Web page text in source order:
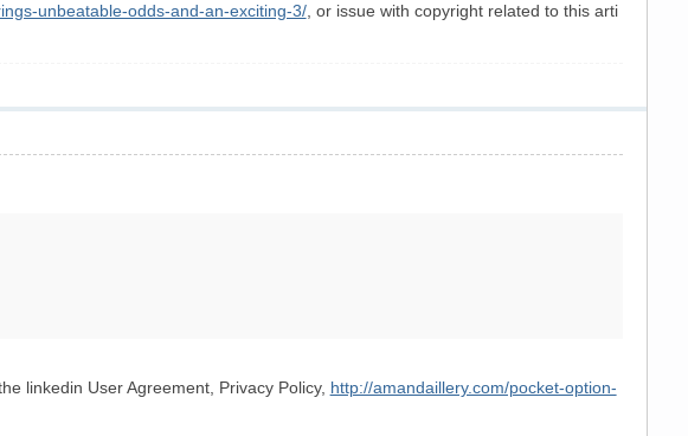
unbeatable-odds-and-an-exciting-3/, or issue with copyright related to this arti
linkedin User Agreement, Privacy Policy, http://amandaillery.com/pocket-option-